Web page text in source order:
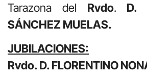
Tarazona del Rvdo. D.
SÁNCHEZ MUELAS.
JUBILACIONES:
Rvdo. D. FLORENTINO